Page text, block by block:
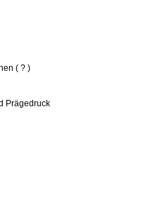
( ? )
Prägedruck